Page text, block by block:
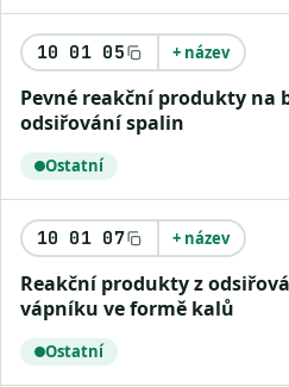
10 01 05 + název
Pevné reakční produkty na bázi vápníku z
odsiřování spalin
Ostatní
10 01 07 + název
Reakční produkty z odsiřování spalin na bázi
vápníku ve formě kalů
Ostatní